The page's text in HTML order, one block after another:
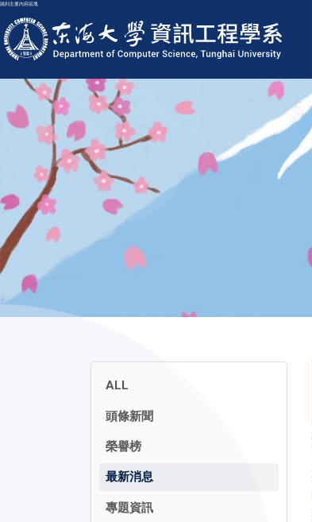
跳到主要內容區塊
東海大學logo
ALL
頭條新聞
榮譽榜
最新消息
專題資訊